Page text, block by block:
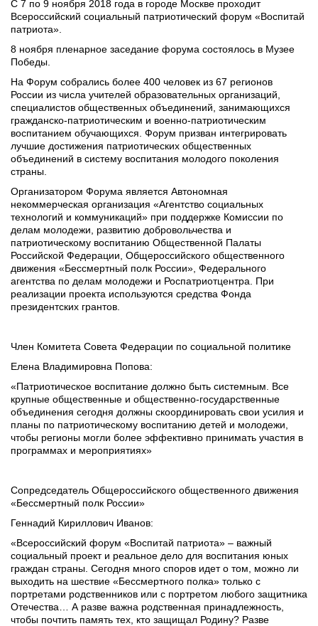
С 7 по 9 ноября 2018 года в городе Москве проходит
Всероссийский социальный патриотический форум «Воспитай
патриота».
8 ноября пленарное заседание форума состоялось в Музее
Победы.
На Форум собрались более 400 человек из 67 регионов
России из числа учителей образовательных организаций,
специалистов общественных объединений, занимающихся
гражданско-патриотическим и военно-патриотическим
воспитанием обучающихся. Форум призван интегрировать
лучшие достижения патриотических общественных
объединений в систему воспитания молодого поколения
страны.
Организатором Форума является Автономная
некоммерческая организация «Агентство социальных
технологий и коммуникаций» при поддержке Комиссии по
делам молодежи, развитию добровольчества и
патриотическому воспитанию Общественной Палаты
Российской Федерации, Общероссийского общественного
движения «Бессмертный полк России», Федерального
агентства по делам молодежи и Роспатриотцентра. При
реализации проекта используются средства Фонда
президентских грантов.
Член Комитета Совета Федерации по социальной политике
Елена Владимировна Попова:
«Патриотическое воспитание должно быть системным. Все
крупные общественные и общественно-государственные
объединения сегодня должны скоординировать свои усилия и
планы по патриотическому воспитанию детей и молодежи,
чтобы регионы могли более эффективно принимать участия в
программах и мероприятиях»
Сопредседатель Общероссийского общественного движения
«Бессмертный полк России»
Геннадий Кириллович Иванов:
«Всероссийский форум «Воспитай патриота» – важный
социальный проект и реальное дело для воспитания юных
граждан страны. Сегодня много споров идет о том, можно ли
выходить на шествие «Бессмертного полка» только с
портретами родственников или с портретом любого защитника
Отечества… А разве важна родственная принадлежность,
чтобы почтить память тех, кто защищал Родину? Разве